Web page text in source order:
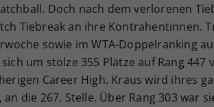
Doch nach dem verlorenen
Tiebreak an ihre Kontrahentinnen.
sowie im WTA-Doppelranking
um stolze 355 Plätze auf Rang 447
Career High. Kraus wird ihres
die 267. Stelle. Über Rang 303 war